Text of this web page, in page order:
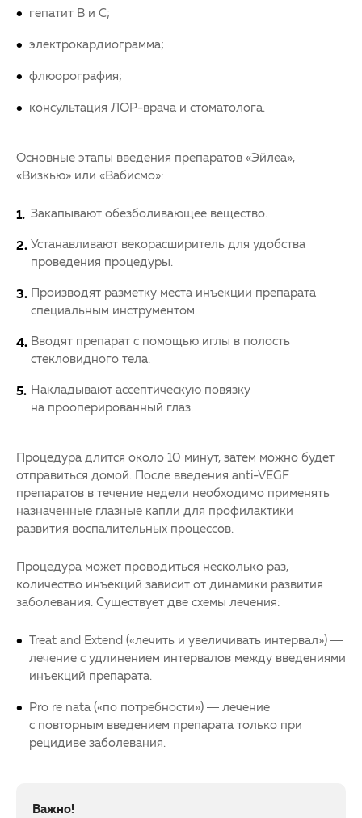
гепатит В и С;
электрокардиограмма;
флюорография;
консультация ЛОР-врача и стоматолога.
Основные этапы введения препаратов «Эйлеа»,
«Визкью» или «Вабисмо»:
Закапывают обезболивающее вещество.
Устанавливают векорасширитель для удобства
проведения процедуры.
Производят разметку места инъекции препарата
специальным инструментом.
Вводят препарат с помощью иглы в полость
стекловидного тела.
Накладывают ассептическую повязку
на прооперированный глаз.
Процедура длится около 10 минут, затем можно будет
отправиться домой. После введения anti-VEGF
препаратов в течение недели необходимо применять
назначенные глазные капли для профилактики
развития воспалительных процессов.
Процедура может проводиться несколько раз,
количество инъекций зависит от динамики развития
заболевания. Существует две схемы лечения:
Treat and Extend («лечить и увеличивать интервал») —
лечение с удлинением интервалов между введениями
инъекций препарата.
Pro re nata («по потребности») — лечение
с повторным введением препарата только при
рецидиве заболевания.
Важно!